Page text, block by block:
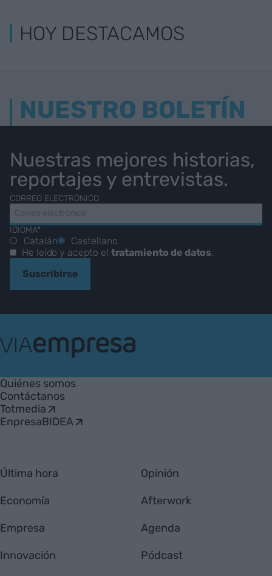
HOY DESTACAMOS
NUESTRO BOLETÍN
Nuestras mejores historias,
reportajes y entrevistas.
CORREO ELECTRÓNICO
IDIOMA*
Catalán
Castellano
He leído y acepto el tratamiento de datos.
Suscribirse
Empresa
Quiénes somos
Contáctanos
Totmedia
EnpresaBIDEA
Última hora
Economía
Empresa
Innovación
Opinión
Afterwork
Agenda
Pódcast